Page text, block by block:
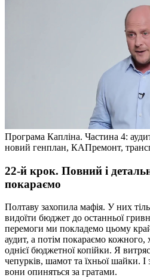
Програма Капліна. Частина 4:
новий генплан, КАПремонт,
22-й крок. Повний і
покараємо
Полтаву захопила мафія. У них
видоїти бюджет до останньої
перемоги ми покладемо цьому
аудит, а потім покараємо кожного,
однієї бюджетної копійки. Я
чепурків, шамот та їхньої шайки. І
вони опиняться за гратами.